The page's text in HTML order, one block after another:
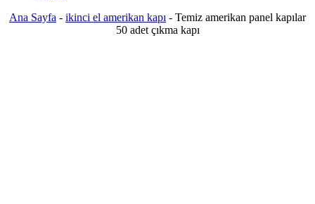
Ana Sayfa - ikinci el amerikan kapı - Temiz amerikan panel kapılar
50 adet çıkma kapı